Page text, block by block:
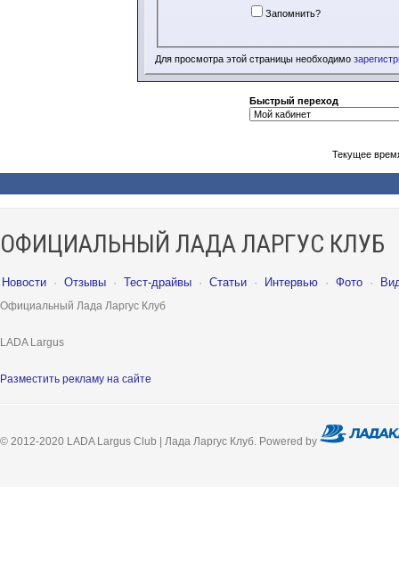
Запомнить?
Для просмотра этой страницы необходимо
Быстрый переход
Текущее
ОФИЦИАЛЬНЫЙ ЛАДА ЛАРГУС КЛУБ
Новости · Отзывы · Тест-драйвы · Статьи · Интервью · Фото ·
Официальный Лада Ларгус Клуб
LADA Largus
Разместить рекламу на сайте
© 2012-2020 LADA Largus Club | Лада Ларгус Клуб. Powered by